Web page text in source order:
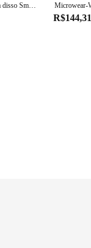
Microwear-W99 Além disso Smartwatch, AMOLED, 2GB ROM, W99 Original Além disso, Wearmax, Bússola OS10, Chamada Bluetooth NFC, Série GPS 9
R$144,31